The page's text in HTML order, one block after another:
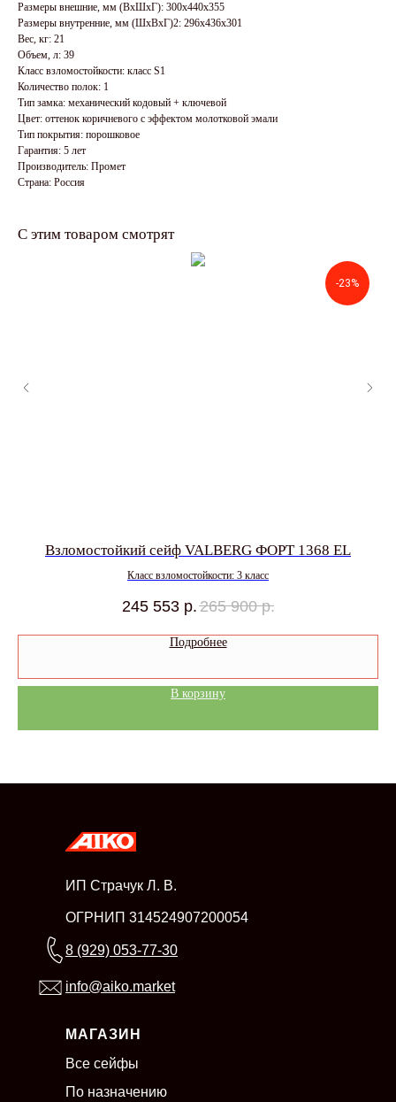
Размеры внешние, мм (ВхШхГ): 300x440x355
Размеры внутренние, мм (ШхВхГ)2: 296x436x301
Вес, кг: 21
Объем, л: 39
Класс взломостойкости: класс S1
Количество полок: 1
Тип замка: механический кодовый + ключевой
Цвет: оттенок коричневого с эффектом молотковой эмали
Тип покрытия: порошковое
Гарантия: 5 лет
Производитель: Промет
Страна: Россия
С этим товаром смотрят
-23%
Взломостойкий сейф VALBERG ФОРТ 1368 EL
Класс взломостойкости: 3 класс
245 553 р.265 900 р.
Подробнее
В корзину
МАГАЗИН
Все сейфы
По назначению
ИП Страчук Л. В.
ОГРНИП 314524907200054
8 (929) 053-77-30
info@aiko.market